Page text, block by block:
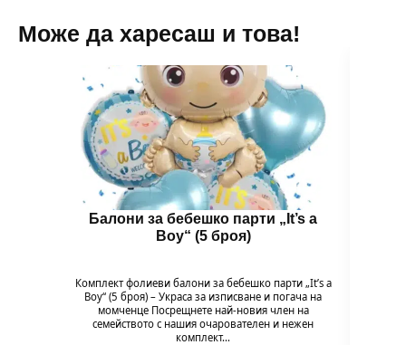
Може да харесаш и това!
Балони за бебешко парти „It’s a
Boy“ (5 броя)
Комплект фолиеви балони за бебешко парти „It’s a
Boy“ (5 броя) – Украса за изписване и погача на
момченце Посрещнете най-новия член на
семейството с нашия очарователен и нежен
комплект…